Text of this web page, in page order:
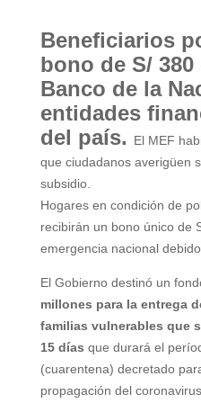
Beneficiarios
bono de S/
Banco de la
entidades
del país.
El MEF
que ciudadanos averigüen
subsidio.
Hogares en condición de
recibirán un bono único de
emergencia nacional
El Gobierno destinó un
millones para la entrega
familias vulnerables que
15 días que durará el
(cuarentena) decretado
propagación del